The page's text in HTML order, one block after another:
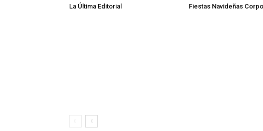
La Última Editorial Fiestas Navideñas